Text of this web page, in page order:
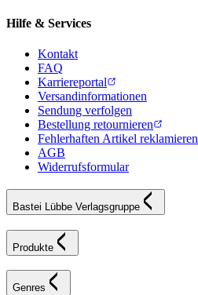
Hilfe & Services
Kontakt
FAQ
Karriereportal
Versandinformationen
Sendung verfolgen
Bestellung retournieren
Fehlerhaften Artikel reklamieren
AGB
Widerrufsformular
Bastei Lübbe Verlagsgruppe
Produkte
Genres